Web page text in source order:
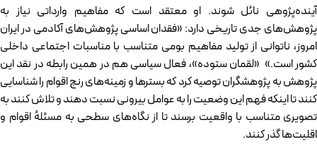
آینده‌پژوهی نائل شوند. او معتقد است که مفاهیم وارداتی نیاز به
پژوهش‌های جدی تاریخی دارد: «فقدان اساسی پژوهش‌های آکادمی در ایران
امروز، ناتوانی از تولید مفاهیم بومی متناسب با مناسبات اجتماعی داخلی
کشور است.» «لقمان ستوده»، فعال سیاسی هم در همین رابطه در نقد این
پژوهش به پژوهشگران توصیه کرد که بسترها و زمینه‌های رنج اقوام را شناسایی
کنند تا اینکه فهم این وضعیت را به عوامل بیرونی نسبت دهند و تلاش کنند به
تصویری متناسب با واقعیت برسند تا از نگاه‌های سطحی به مسئلهٔ اقوام و
اقلیت‌ها گذر کنند.